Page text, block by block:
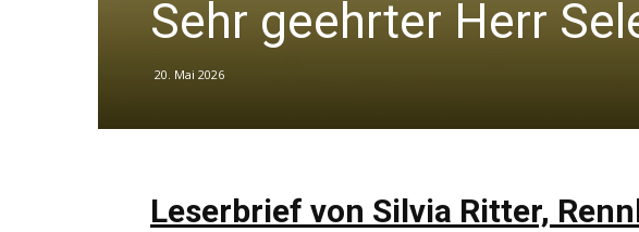
Sehr geehrter Herr
20. Mai 2026
Leserbrief von Silvia Ritter,